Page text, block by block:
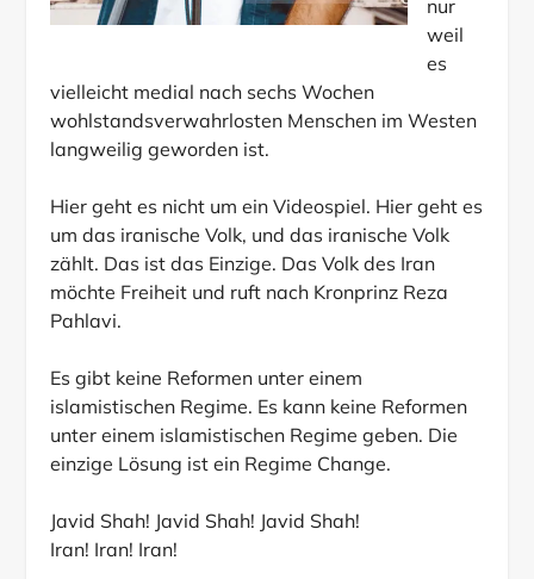
nur
weil
es
vielleicht medial nach sechs Wochen
wohlstandsverwahrlosten Menschen im Westen
langweilig geworden ist.
Hier geht es nicht um ein Videospiel. Hier geht es
um das iranische Volk, und das iranische Volk
zählt. Das ist das Einzige. Das Volk des Iran
möchte Freiheit und ruft nach Kronprinz Reza
Pahlavi.
Es gibt keine Reformen unter einem
islamistischen Regime. Es kann keine Reformen
unter einem islamistischen Regime geben. Die
einzige Lösung ist ein Regime Change.
Javid Shah! Javid Shah! Javid Shah!
Iran! Iran! Iran!